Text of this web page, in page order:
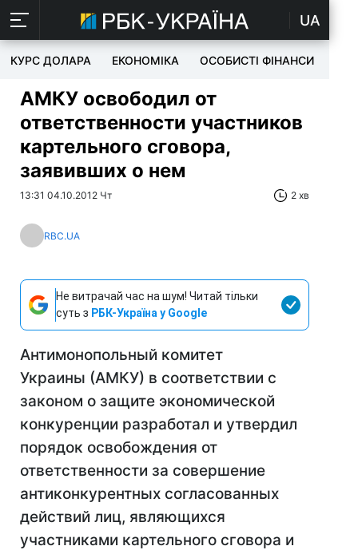
UA
КУРС ДОЛАРА ЕКОНОМІКА ОСОБИСТІ ФІНАНСИ
АМКУ освободил от
ответственности участников
картельного сговора,
заявивших о нем
13:31 04.10.2012 Чт 2 хв
RBC.UA
Не витрачай час на шум! Читай тільки
суть з РБК-Україна у Google
Антимонопольный комитет
Украины (АМКУ) в соответствии с
законом о защите экономической
конкуренции разработал и утвердил
порядок освобождения от
ответственности за совершение
антиконкурентных согласованных
действий лиц, являющихся
участниками картельного сговора и